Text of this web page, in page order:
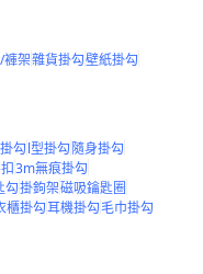
褲架雜貨掛勾壁紙掛勾
勾l型掛勾隨身掛勾
3m無痕掛勾
勾掛鉤架磁吸鑰匙圈
櫃掛勾耳機掛勾毛巾掛勾